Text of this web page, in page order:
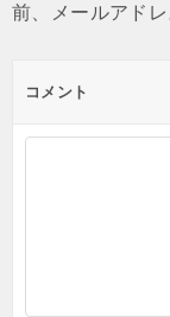
前、メールアド
コメント